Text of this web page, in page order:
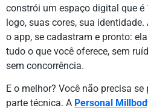
constrói um espaço digital que é
logo, suas cores, sua
o app, se cadastram e pronto:
tudo o que você oferece, sem
sem concorrência.
E o melhor? Você não precisa
parte técnica. A Personal